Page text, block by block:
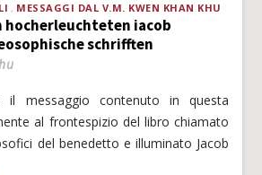
MESSAGGI DAL V.M. KWEN KHAN KHU
hocherleuchteten iacob
schrifften
il messaggio contenuto in questa
al frontespizio del libro chiamato
del benedetto e illuminato Jacob